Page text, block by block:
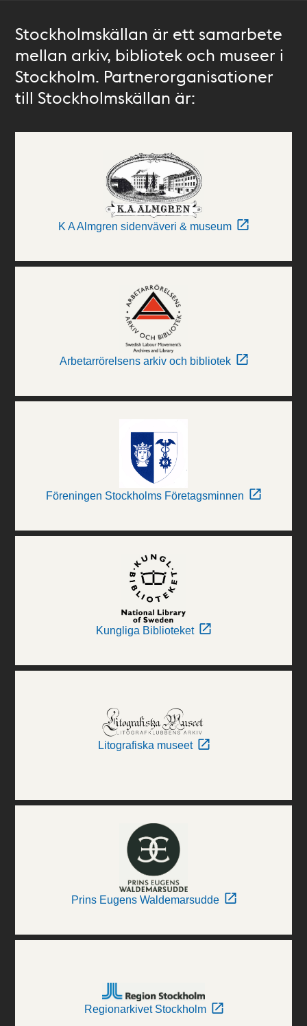
Stockholmskällan är ett samarbete
mellan arkiv, bibliotek och museer i
Stockholm. Partnerorganisationer
till Stockholmskällan är:
K A Almgren sidenväveri & museum
Arbetarrörelsens arkiv och bibliotek
Föreningen Stockholms Företagsminnen
Kungliga Biblioteket
Litografiska museet
Prins Eugens Waldemarsudde
Regionarkivet Stockholm